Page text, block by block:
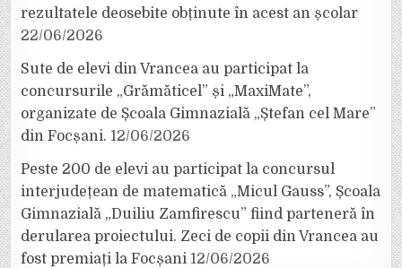
rezultatele deosebite obținute în acest an școlar
22/06/2026
Sute de elevi din Vrancea au participat la
concursurile „Grămăticel” și „MaxiMate”,
organizate de Școala Gimnazială „Ștefan cel Mare”
din Focșani. 12/06/2026
Peste 200 de elevi au participat la concursul
interjudețean de matematică „Micul Gauss”, Școala
Gimnazială „Duiliu Zamfirescu” fiind parteneră în
derularea proiectului. Zeci de copii din Vrancea au
fost premiați la Focșani 12/06/2026